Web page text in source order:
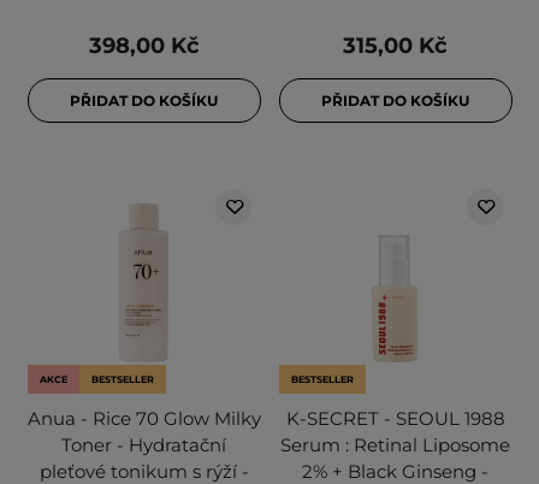
398,00 Kč
PŘIDAT DO KOŠÍKU
315,00 Kč
PŘIDAT DO KOŠÍKU
AKCE BESTSELLER
Anua - Rice 70 Glow Milky
Toner - Hydratační
pleťové tonikum s rýží -
BESTSELLER
K-SECRET - SEOUL 1988
Serum : Retinal Liposome
2% + Black Ginseng -